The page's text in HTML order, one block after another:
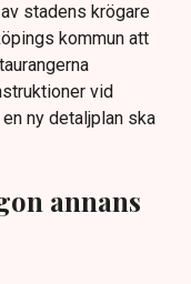
stadens krögare
kommun att
vid
ny detaljplan ska
annans